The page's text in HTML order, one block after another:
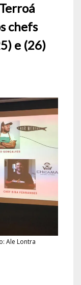
chefs
e (26)
Ale Lontra